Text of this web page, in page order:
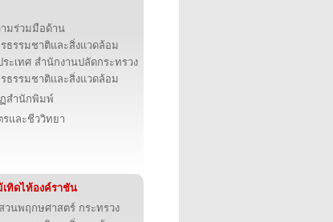
มร่วมมือด้าน
ธรรมชาติและสิ่งแวดล้อม
ระเทศ สำนักงานปลัดกระทรวง
ธรรมชาติและสิ่งแวดล้อม
สำนักพิมพ์
รและชีววิทยา
ทิดไท้องค์ราชัน
วนพฤกษศาสตร์ กระทรวง